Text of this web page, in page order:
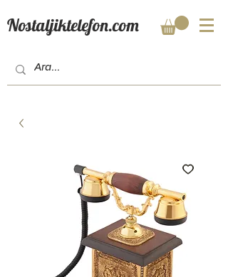
Nostaljiktelefon.com